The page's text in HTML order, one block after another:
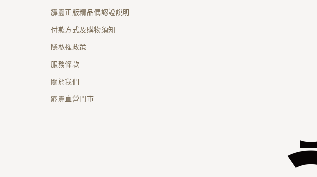
霹靂正版精品偶認證說明
付款方式及購物須知
隱私權政策
服務條款
關於我們
霹靂直營門市